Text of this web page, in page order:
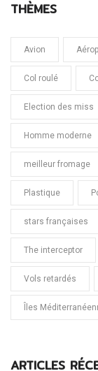
THÈMES
Avion
Col roulé
Election des miss
Homme moderne
meilleur fromage
Plastique
stars françaises
The interceptor
Vols retardés
Îles
ARTICLES